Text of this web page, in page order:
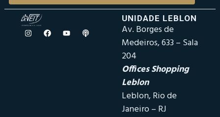
UNIDADE LEBLON
Av. Borges de
Medeiros, 633 – Sala
204
Offices Shopping
Leblon
Leblon, Rio de
Janeiro – RJ